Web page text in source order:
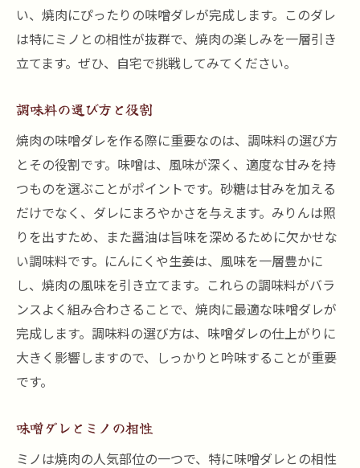
い、焼肉にぴったりの味噌ダレが完成します。このダレ
は特にミノとの相性が抜群で、焼肉の楽しみを一層引き
立てます。ぜひ、自宅で挑戦してみてください。
調味料の選び方と役割
焼肉の味噌ダレを作る際に重要なのは、調味料の選び方
とその役割です。味噌は、風味が深く、適度な甘みを持
つものを選ぶことがポイントです。砂糖は甘みを加える
だけでなく、ダレにまろやかさを与えます。みりんは照
りを出すため、また醤油は旨味を深めるために欠かせな
い調味料です。にんにくや生姜は、風味を一層豊かに
し、焼肉の風味を引き立てます。これらの調味料がバラ
ンスよく組み合わさることで、焼肉に最適な味噌ダレが
完成します。調味料の選び方は、味噌ダレの仕上がりに
大きく影響しますので、しっかりと吟味することが重要
です。
味噌ダレとミノの相性
ミノは焼肉の人気部位の一つで、特に味噌ダレとの相性